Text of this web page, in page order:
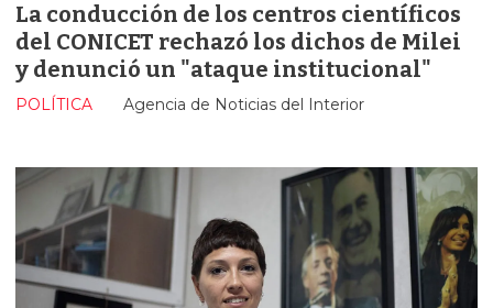
La conducción de los centros científicos
del CONICET rechazó los dichos de Milei
y denunció un "ataque institucional"
Agencia de Noticias del Interior
POLÍTICA